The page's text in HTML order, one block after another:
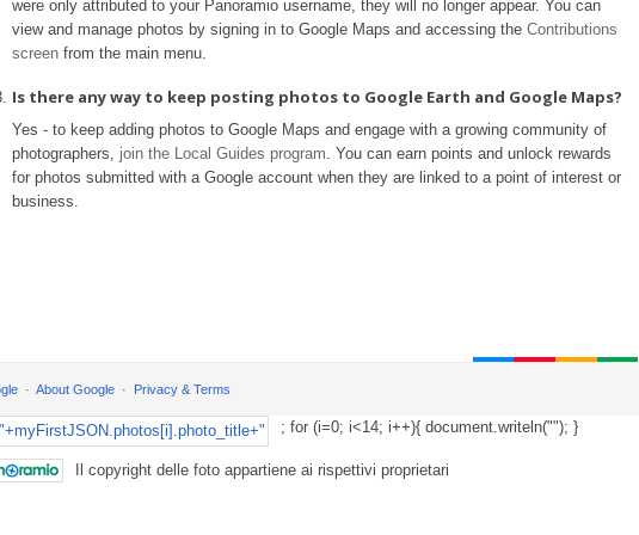
were only attributed to your Panoramio username, they will no longer appear. You can
view and manage photos by signing in to Google Maps and accessing the Contributions
screenfrom the main menu.
Is there any way to keep posting photos to Google Earth and Google Maps?
Yes - to keep adding photos to Google Maps and engage with a growing community of
photographers, join the Local Guides program. You can earn points and unlock rewards
for photos submitted with a Google account when they are linked to a point of interest or
business.
About Google Privacy & Terms
; for (i=0; i<14; i++){ document.writeln(""); }
Il copyright delle foto appartiene ai rispettivi proprietari